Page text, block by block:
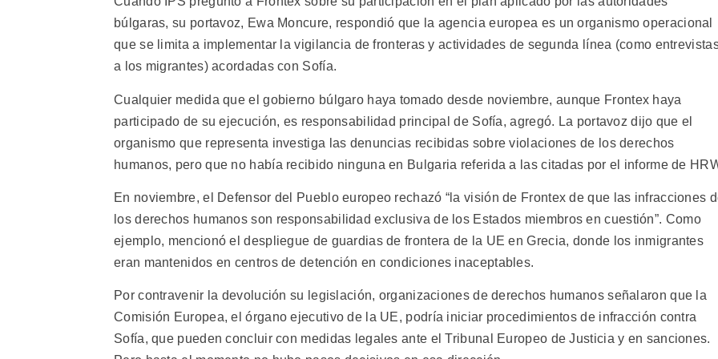
búlgaras, su portavoz, Ewa Moncure, respondió que la agencia europea es un organismo operacional
que se limita a implementar la vigilancia de fronteras y actividades de segunda línea (como
a los migrantes) acordadas con Sofía.
Cualquier medida que el gobierno búlgaro haya tomado desde noviembre, aunque Frontex haya
participado de su ejecución, es responsabilidad principal de Sofía, agregó. La portavoz dijo que el
organismo que representa investiga las denuncias recibidas sobre violaciones de los derechos
humanos, pero que no había recibido ninguna en Bulgaria referida a las citadas por el informe de
En noviembre, el Defensor del Pueblo europeo rechazó “la visión de Frontex de que las infracciones
los derechos humanos son responsabilidad exclusiva de los Estados miembros en cuestión”. Como
ejemplo, mencionó el despliegue de guardias de frontera de la UE en Grecia, donde los inmigrantes
eran mantenidos en centros de detención en condiciones inaceptables.
Por contravenir la devolución su legislación, organizaciones de derechos humanos señalaron que la
Comisión Europea, el órgano ejecutivo de la UE, podría iniciar procedimientos de infracción contra
Sofía, que pueden concluir con medidas legales ante el Tribunal Europeo de Justicia y en sanciones.